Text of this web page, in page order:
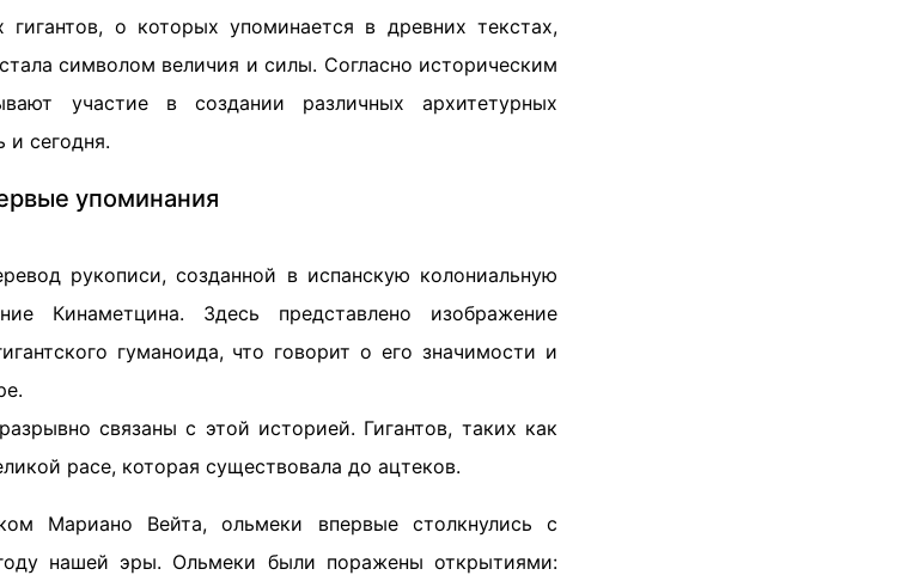
о которых упоминается в древних текстах,
символом величия и силы. Согласно историческим
участие в создании различных архитетурных
сегодня.
упоминания
рукописи, созданной в испанскую колониальную
Кинаметцина. Здесь представлено изображение
гуманоида, что говорит о его значимости и
связаны с этой историей. Гигантов, таких как
расе, которая существовала до ацтеков.
Мариано Вейта, ольмеки впервые столкнулись с
нашей эры. Ольмеки были поражены открытиями: